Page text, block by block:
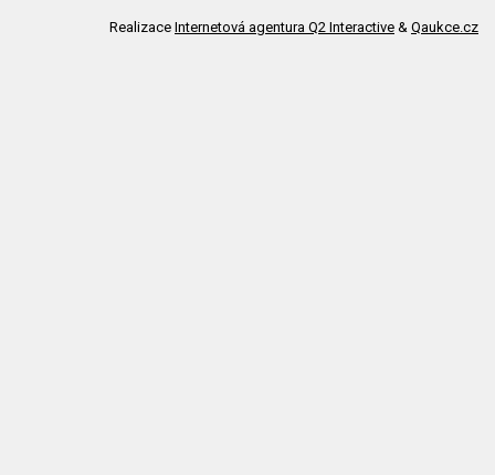
Realizace Internetová agentura Q2 Interactive & Qaukce.cz